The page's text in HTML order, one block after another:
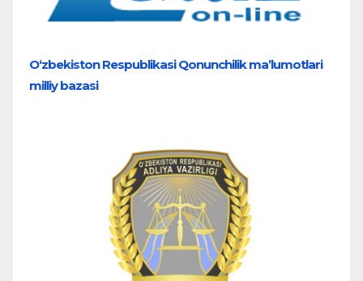
O‘zbekiston Respublikasi Qonunchilik ma’lumotlari
milliy bazasi